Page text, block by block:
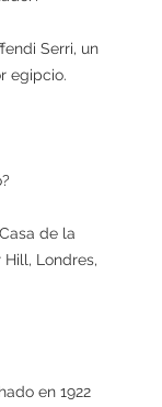
Serri, un
egipcio.
de la
Hill, Londres,
en 1922